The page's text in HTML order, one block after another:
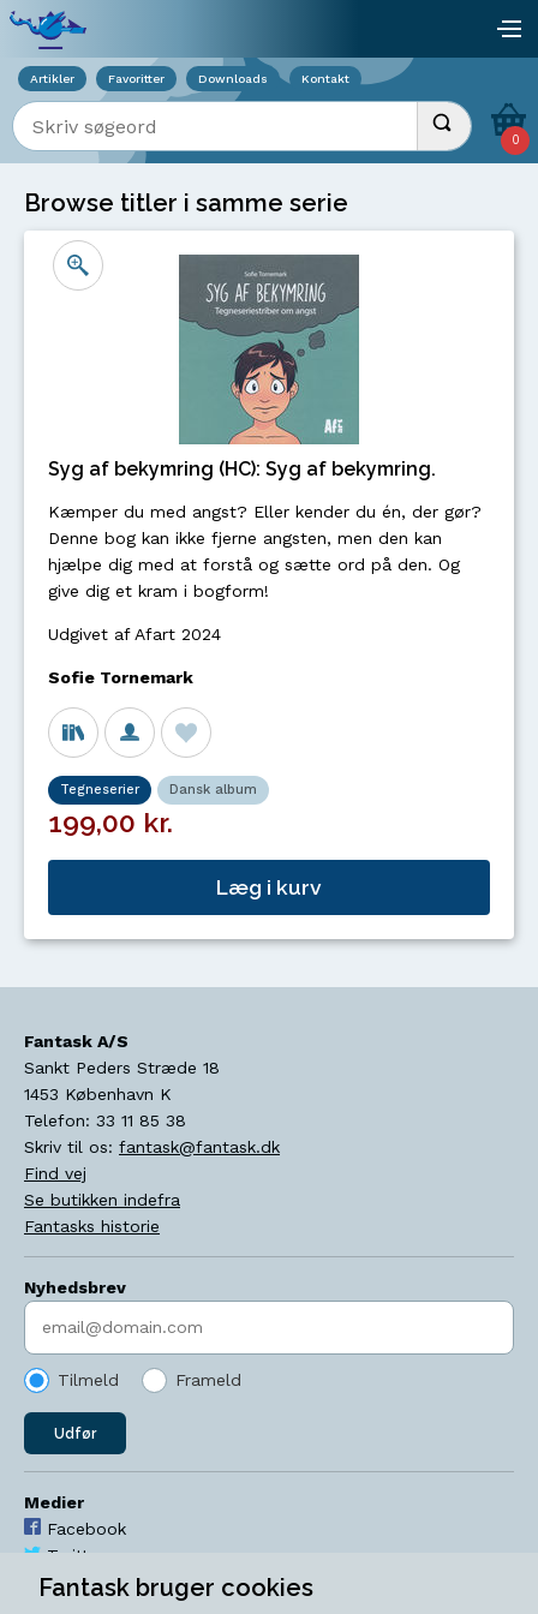
Artikler Favoritter Downloads Kontakt
Indtast søgeord Udfør søgning
0
Browse titler i samme serie
Syg af bekymring (HC): Syg af bekymring.
Kæmper du med angst? Eller kender du én, der gør?
Denne bog kan ikke fjerne angsten, men den kan
hjælpe dig med at forstå og sætte ord på den. Og
give dig et kram i bogform!
Udgivet af Afart 2024
Sofie Tornemark
Tegneserier Dansk album
199,00 kr.
Læg i kurv
Fantask A/S
Sankt Peders Stræde 18
1453 København K
Telefon: 33 11 85 38
Skriv til os: fantask@fantask.dk
Find vej
Se butikken indefra
Fantasks historie
Nyhedsbrev
Indtast søgeord
Tilmeld Frameld
Udfør
Medier
Facebook
Twitter
YouTube
Viser overlay for indkøbskurv
Fantask bruger cookies